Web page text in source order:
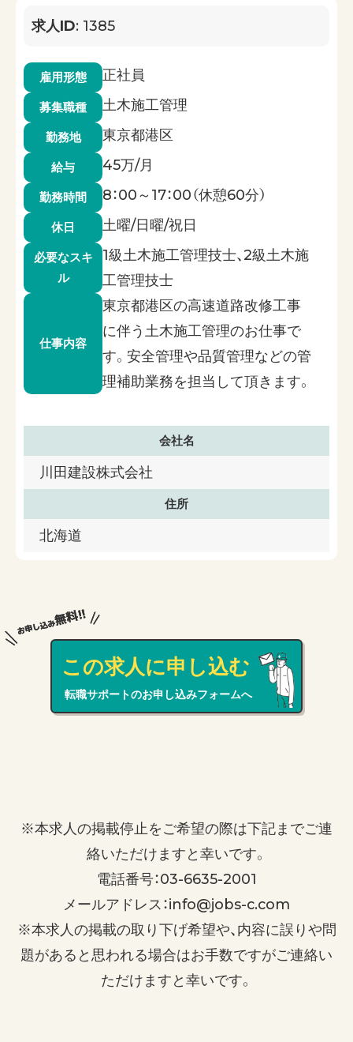
求人ID: 1385
雇用形態 正社員
募集職種 土木施工管理
勤務地 東京都港区
給与 45万/月
勤務時間 8：00～17：00（休憩60分）
休日 土曜/日曜/祝日
必要なスキ
ル
1級土木施工管理技士、2級土木施
工管理技士
仕事内容
東京都港区の高速道路改修工事
に伴う土木施工管理のお仕事で
す。安全管理や品質管理などの管
理補助業務を担当して頂きます。
会社名
川田建設株式会社
住所
北海道
この求人に申し込む
転職サポートのお申し込みフォームへ
※本求人の掲載停止をご希望の際は下記までご連
絡いただけますと幸いです。
電話番号：03-6635-2001
メールアドレス：info@jobs-c.com
※本求人の掲載の取り下げ希望や、内容に誤りや問
題があると思われる場合はお手数ですがご連絡い
ただけますと幸いです。